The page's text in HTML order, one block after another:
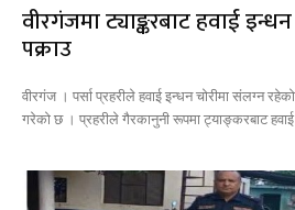
वीरगंजमा ट्याङ्करबाट हवाई
पक्राउ
वीरगंज । पर्सा प्रहरीले हवाई इन्धन चोरीमा संलग्न
गरेको छ । प्रहरीले गैरकानुनी रूपमा ट्याङ्करबाट